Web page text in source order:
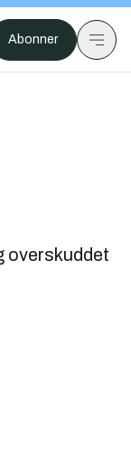
Abonner
overskuddet